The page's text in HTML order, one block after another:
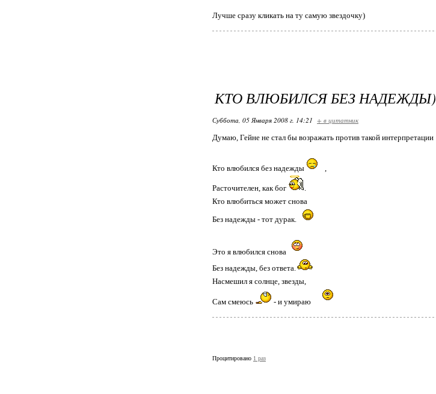
Лучше сразу кликать на ту самую звездочку)
КТО ВЛЮБИЛСЯ БЕЗ НАДЕЖДЫ)
Суббота, 05 Января 2008 г. 14:21 + в цитатник
Думаю, Гейне не стал бы возражать против такой интерпретации
Кто влюбился без надежды ,
Расточителен, как бог
.
Кто влюбиться может снова
Без надежды - тот дурак.
Это я влюбился снова
Без надежды, без ответа.
Насмешил я солнце, звезды,
Сам смеюсь - и умираю
Процитировано 1 раз